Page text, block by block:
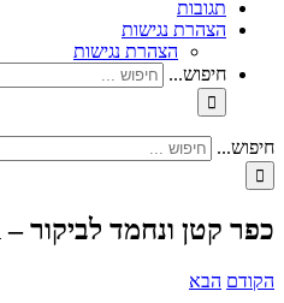
תגובות
הצהרת נגישות
הצהרת נגישות
חיפוש...
חיפוש...
כפר קטן ונחמד לביקור – Landeron
הקודם הבא